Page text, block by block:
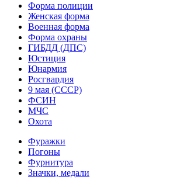
Форма полиции
Женская форма
Военная форма
Форма охраны
ГИБДД (ДПС)
Юстиция
Юнармия
Росгвардия
9 мая (СССР)
ФСИН
МЧС
Охота
Фуражки
Погоны
Фурнитура
Значки, медали